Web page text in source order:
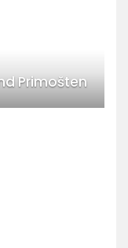
Primošten